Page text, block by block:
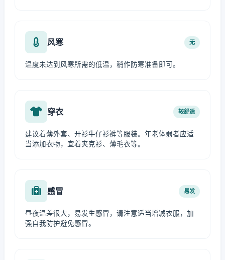
风寒 无
温度未达到风寒所需的低温，稍作防寒准备即可。
穿衣 较舒适
建议着薄外套、开衫牛仔衫裤等服装。年老体弱者应适
当添加衣物，宜着夹克衫、薄毛衣等。
感冒 易发
昼夜温差很大，易发生感冒，请注意适当增减衣服，加
强自我防护避免感冒。